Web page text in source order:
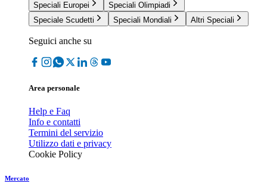
Speciali Europei
Speciali Olimpiadi
Speciale Scudetti
Speciali Mondiali Altri Speciali
Seguici anche su
Area personale
Help e Faq
Info e contatti
Termini del servizio
Utilizzo dati e privacy
Cookie Policy
Mercato